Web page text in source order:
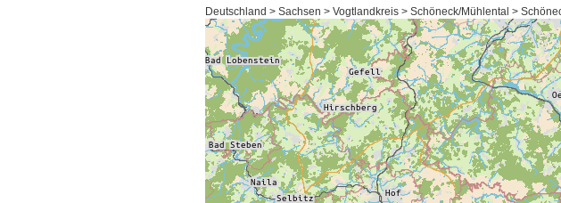
Deutschland > Sachsen > Vogtlandkreis > Schöneck/Mühlental >